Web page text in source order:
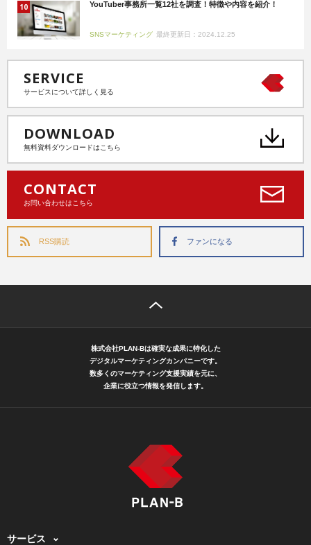
YouTuber事務所一覧12社を調査！特徴や内容を紹介！
SNSマーケティング 最終更新日：2024.12.25
SERVICE
サービスについて詳しく見る
DOWNLOAD
無料資料ダウンロードはこちら
CONTACT
お問い合わせはこちら
RSS購読 ファンになる
株式会社PLAN-Bは確実な成果に特化した
デジタルマーケティングカンパニーです。
数多くのマーケティング支援実績を元に、
企業に役立つ情報を発信します。
サービス